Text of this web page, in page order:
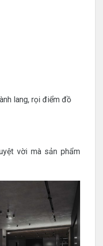
lang, rọi điểm đồ
vời mà sản phẩm